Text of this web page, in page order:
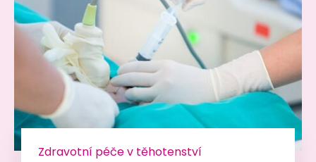
Zdravotní péče v těhotenství